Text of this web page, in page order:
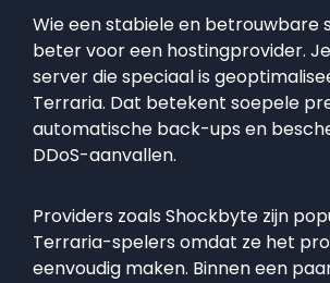
Wie een stabiele en betrouwbare
beter voor een hostingprovider.
server die speciaal is
Terraria. Dat betekent soepele
automatische back-ups en
DDoS-aanvallen.
Providers zoals Shockbyte zijn
Terraria-spelers omdat ze het
eenvoudig maken. Binnen een